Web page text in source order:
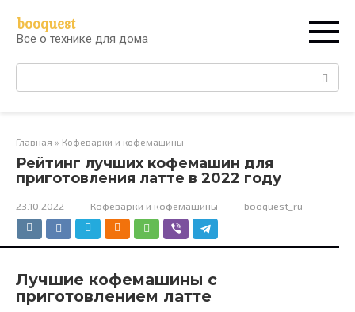
контенту
booquest
Все о технике для дома
Поиск:
Главная » Кофеварки и кофемашины
Рейтинг лучших кофемашин для
приготовления латте в 2022 году
23.10.2022 Кофеварки и кофемашины booquest_ru
Лучшие кофемашины с
приготовлением латте